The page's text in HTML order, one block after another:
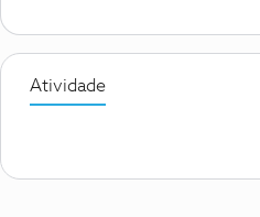
Atividade